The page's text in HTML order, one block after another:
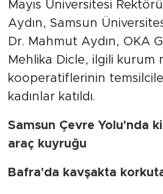
Mayıs Üniversitesi
Aydın, Samsun
Dr. Mahmut Aydın, OKA
Mehlika Dicle, ilgili kurum
kooperatiflerinin
kadınlar katıldı.
Samsun Çevre Yolu'nda
araç kuyruğu
Bafra'da kavşakta